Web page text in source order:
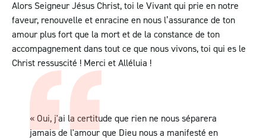
Alors Seigneur Jésus Christ, toi le Vivant qui prie en notre
faveur, renouvelle et enracine en nous l’assurance de ton
amour plus fort que la mort et de la constance de ton
accompagnement dans tout ce que nous vivons, toi qui es le
Christ ressuscité ! Merci et Alléluia !
« Oui, j'ai la certitude que rien ne nous séparera
jamais de l'amour que Dieu nous a manifesté en